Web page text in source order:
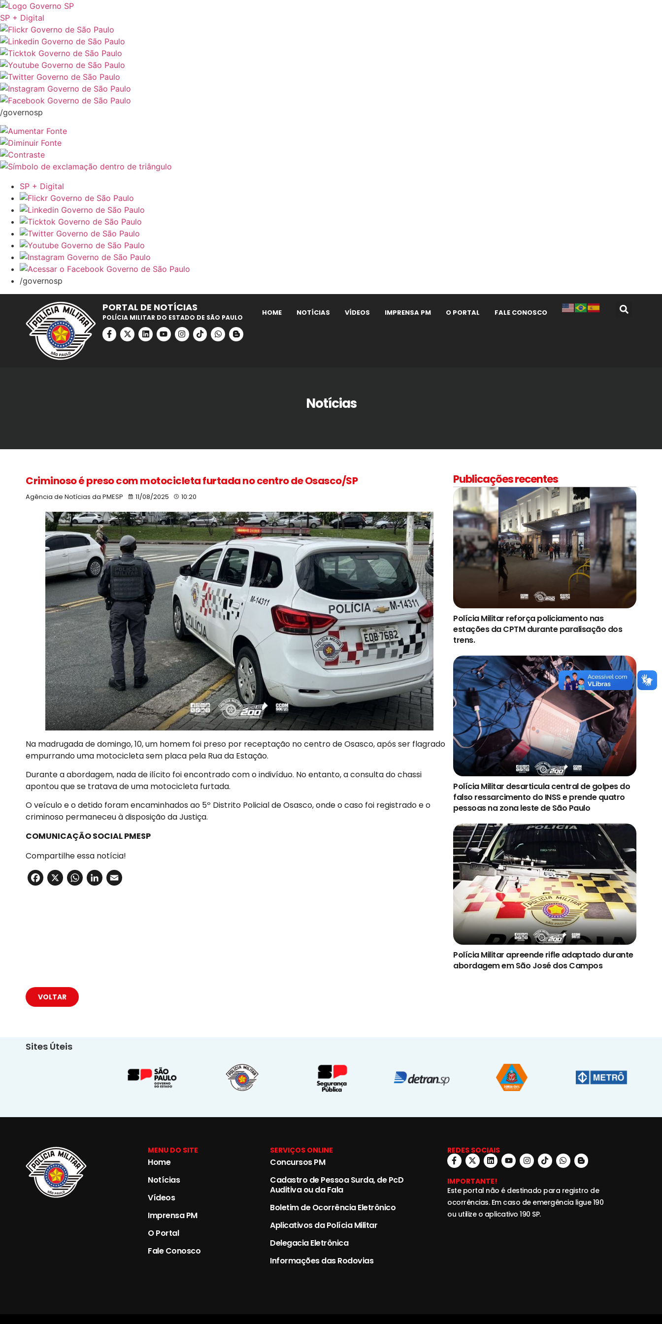
SP + Digital
/governosp
SP + Digital
/governosp
PORTAL DE NOTÍCIAS
POLÍCIA MILITAR DO ESTADO DE SÃO PAULO
HOME NOTÍCIAS VÍDEOS IMPRENSA PM O PORTAL FALE CONOSCO
Notícias
Criminoso é preso com motocicleta furtada no centro de Osasco/SP
Agência de Notícias da PMESP 11/08/2025 10:20
Na madrugada de domingo, 10, um homem foi preso por receptação no centro de Osasco, após ser flagrado
empurrando uma motocicleta sem placa pela Rua da Estação.
Durante a abordagem, nada de ilícito foi encontrado com o indivíduo. No entanto, a consulta do chassi
apontou que se tratava de uma motocicleta furtada.
O veículo e o detido foram encaminhados ao 5º Distrito Policial de Osasco, onde o caso foi registrado e o
criminoso permaneceu à disposição da Justiça.
COMUNICAÇÃO SOCIAL PMESP
Compartilhe essa notícia!
Facebook
X WhatsApp
LinkedIn
Publicações recentes
Polícia Militar reforça policiamento nas
estações da CPTM durante paralisação dos
trens.
Polícia Militar desarticula central de golpes do
falso ressarcimento do INSS e prende quatro
pessoas na zona leste de São Paulo
Polícia Militar apreende rifle adaptado durante
abordagem em São José dos Campos
VOLTAR
Sites Úteis
MENU DO SITE
Home
Notícias
Vídeos
Imprensa PM
O Portal
Fale Conosco
SERVIÇOS ONLINE
Concursos PM
Cadastro de Pessoa Surda, de PcD
Auditiva ou da Fala
Boletim de Ocorrência Eletrônico
Aplicativos da Polícia Militar
Delegacia Eletrônica
Informações das Rodovias
REDES SOCIAIS
IMPORTANTE!
Este portal não é destinado para registro de
ocorrências. Em caso de emergência ligue 190
ou utilize o aplicativo 190 SP.